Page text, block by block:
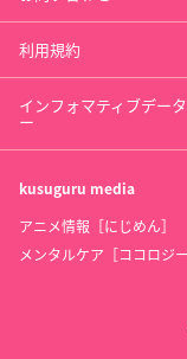
利用規約
インフォマティブデー
ー
kusuguru media
アニメ情報［にじめん］
メンタルケア［ココロジー